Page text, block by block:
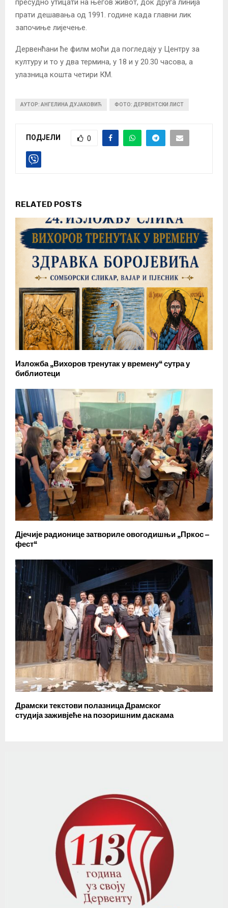
пресудно утицати на његов живот, док друга линија
прати дешавања од 1991. године када главни лик
започиње лијечење.
Дервенћани ће филм моћи да погледају у Центру за
културу и то у два термина, у 18 и у 20.30 часова, а
улазница кошта четири КМ.
АУТОР: АНГЕЛИНА ДУЈАКОВИЋ ФОТО: ДЕРВЕНТСКИ ЛИСТ
ПОДЈЕЛИ 0
RELATED POSTS
Изложба „Вихоров тренутак у времену“ сутра у
библиотеци
Дјечије радионице затвориле овогодишњи „Пркос –
фест“
Драмски текстови полазница Драмског
студија заживјеће на позоришним даскама